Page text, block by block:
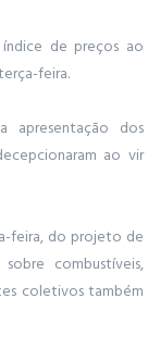
de preços ao
feira.
apresentação dos
ao vir
feira, do projeto de
combustíveis,
coletivos também